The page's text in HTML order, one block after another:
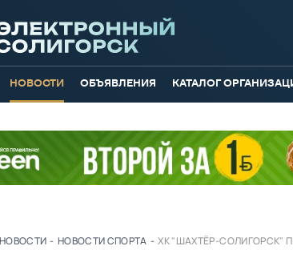
НОВОСТИ ОБЪЯВЛЕНИЯ КАТАЛОГ
НОВОСТИ - НОВОСТИ СПОРТА - ХК "ШАХТЁР-СОЛИГОРСК"